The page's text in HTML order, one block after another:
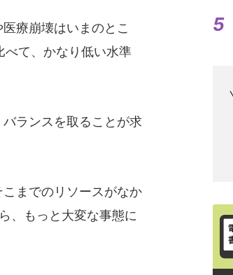
療崩壊はいまのとこ
べて、かなり低い水準
ランスを取ることが求
までのリソースがなか
、もっと大変な事態に